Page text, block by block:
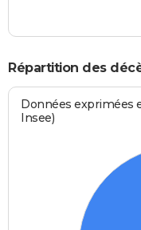
Répartition des
Données exprimées
Insee)